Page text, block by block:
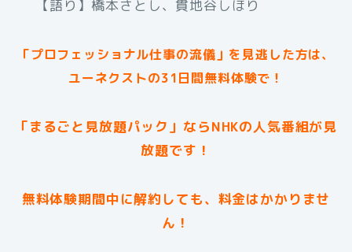
【語り】橋本さとし、貫地谷しほり
「プロフェッショナル仕事の流儀」を見逃した方は、
ユーネクストの31日間無料体験で！
「まるごと見放題パック」ならNHKの人気番組が見
放題です！
無料体験期間中に解約しても、料金はかかりませ
ん！